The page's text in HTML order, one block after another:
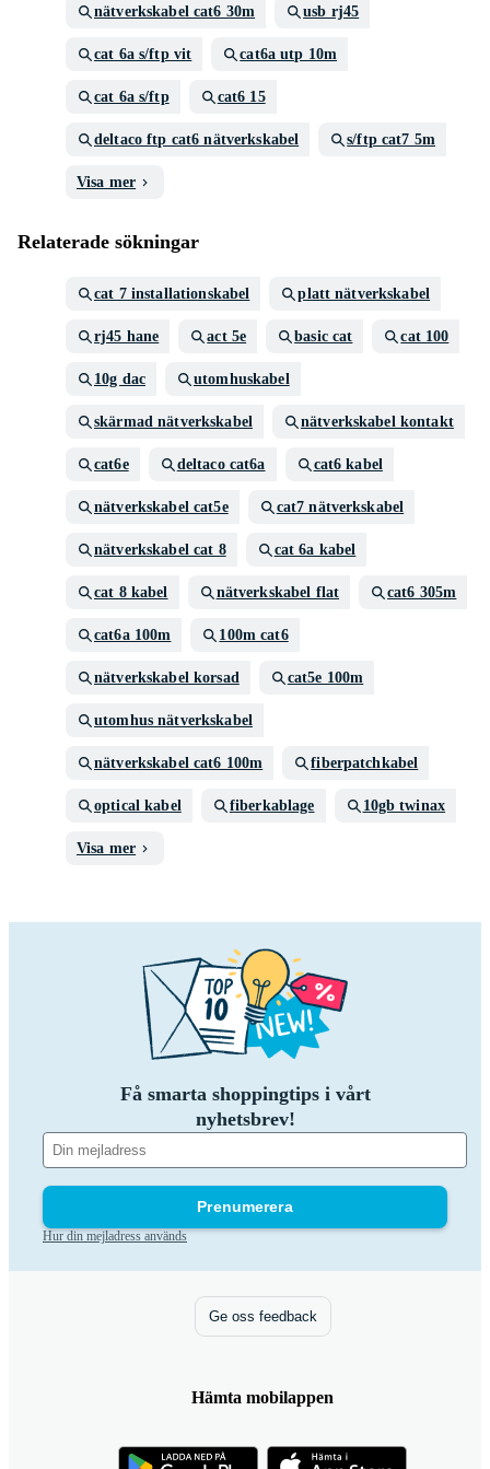
nätverkskabel cat6 30m usb rj45
cat 6a s/ftp vit cat6a utp 10m
cat 6a s/ftp cat6 15
deltaco ftp cat6 nätverkskabel s/ftp cat7 5m
Visa mer
Relaterade sökningar
cat 7 installationskabel platt nätverkskabel
rj45 hane act 5e basic cat cat 100
10g dac utomhuskabel
skärmad nätverkskabel nätverkskabel kontakt
cat6e deltaco cat6a cat6 kabel
nätverkskabel cat5e cat7 nätverkskabel
nätverkskabel cat 8 cat 6a kabel
cat 8 kabel nätverkskabel flat cat6 305m
cat6a 100m 100m cat6
nätverkskabel korsad cat5e 100m
utomhus nätverkskabel
nätverkskabel cat6 100m fiberpatchkabel
optical kabel fiberkablage 10gb twinax
Visa mer
Få smarta shoppingtips i vårt
nyhetsbrev!
Prenumerera
Hur din mejladress används
Ge oss feedback
Hämta mobilappen